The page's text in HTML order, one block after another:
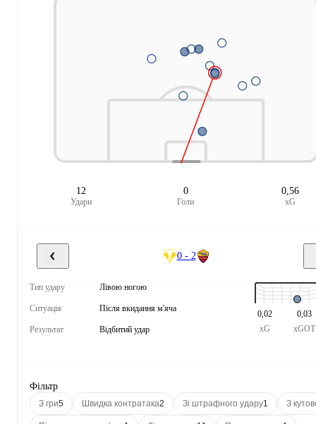
12
Удари
0
Голи
0,56
xG
0 - 2
Тип удару Лівою ногою
Ситуація Після вкидання м'яча
Результат Відбитий удар
0,02
xG
0,03
xGOT
Фільтр
З гри5 Швидка контратака2 Зі штрафного удару1 З